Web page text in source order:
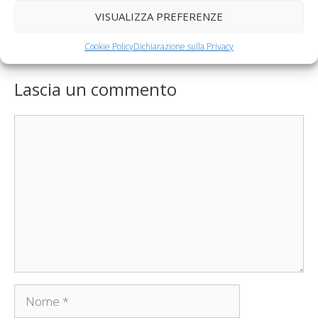
VISUALIZZA PREFERENZE
Cookie PolicyDichiarazione sulla Privacy
I bambini che leggono saranno adulti di successo
Lascia un commento
Nome